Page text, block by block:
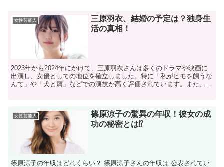
女性芸能人
三原羽衣、結婚の予定は？独身生
活の真相！
2023年から2024年にかけて、三原羽衣さんは多くのドラマや映画に
出演し、女優としての地位を確立しました。特に「私がヒモを飼うな
んて」や「犬と屑」などでの演技が高く評価されています。また、
女性芸能人
篠原涼子の驚異の年収！彼女の成
功の秘密とは⁉
篠原涼子の年収はどれくらい？ 篠原涼子さんの年収は 公表されてい